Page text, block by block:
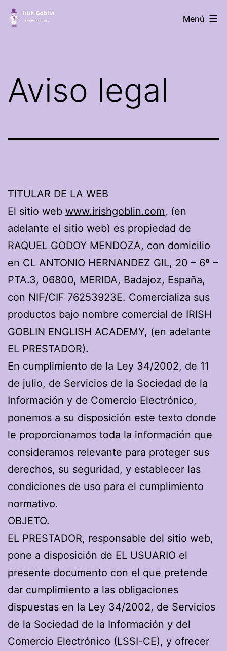
Saltar
Academia
Goblin
Menú
Aviso legal
TITULAR DE LA WEB
El sitio web www.irishgoblin.com, (en
adelante el sitio web) es propiedad de
RAQUEL GODOY MENDOZA, con domicilio
en CL ANTONIO HERNANDEZ GIL, 20 – 6º –
PTA.3, 06800, MERIDA, Badajoz, España,
con NIF/CIF 76253923E. Comercializa sus
productos bajo nombre comercial de IRISH
GOBLIN ENGLISH ACADEMY, (en adelante
EL PRESTADOR).
En cumplimiento de la Ley 34/2002, de 11
de julio, de Servicios de la Sociedad de la
Información y de Comercio Electrónico,
ponemos a su disposición este texto donde
le proporcionamos toda la información que
consideramos relevante para proteger sus
derechos, su seguridad, y establecer las
condiciones de uso para el cumplimiento
normativo.
OBJETO.
EL PRESTADOR, responsable del sitio web,
pone a disposición de EL USUARIO el
presente documento con el que pretende
dar cumplimiento a las obligaciones
dispuestas en la Ley 34/2002, de Servicios
de la Sociedad de la Información y del
Comercio Electrónico (LSSI-CE), y ofrecer